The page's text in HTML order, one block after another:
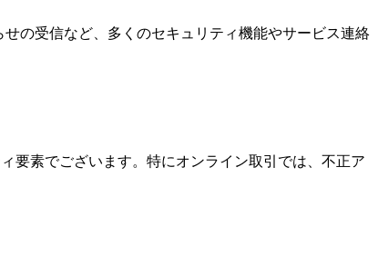
の受信など、多くのセキュリティ機能やサービス連絡
要素でございます。特にオンライン取引では、不正ア